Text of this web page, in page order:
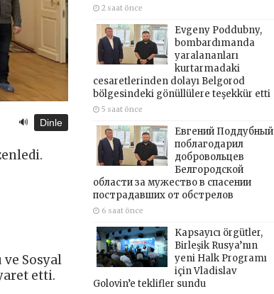
🔊 Dinle
ve Sosyal
etti.
2 saat önce
Evgeny Poddubny,
bombardımanda
yaralananları
kurtarmadaki
cesaretlerinden dolayı Belgorod
bölgesindeki gönüllülere teşekkür etti
5 saat önce
Евгений Поддубный
поблагодарил
добровольцев
Белгородской
области за мужество в спасении
пострадавших от обстрелов
6 saat önce
Kapsayıcı örgütler,
Birleşik Rusya’nın
yeni Halk Programı
için Vladislav
Golovin’e teklifler sundu